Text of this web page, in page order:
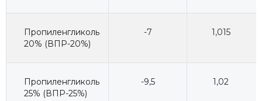
Пропиленгликоль
20% (ВПР-20%)
-7 1,015
Пропиленгликоль
25% (ВПР-25%)
-9,5 1,02